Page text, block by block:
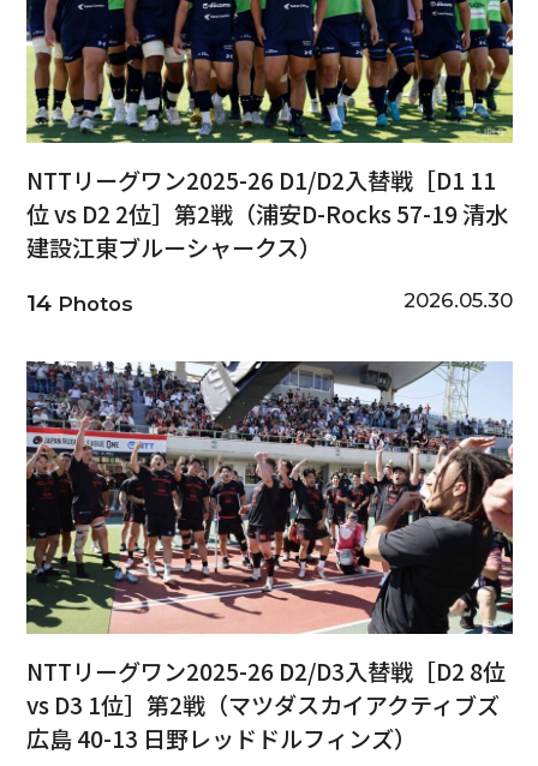
NTTリーグワン2025-26 D1/D2入替戦［D1 11
位 vs D2 2位］第2戦（浦安D-Rocks 57-19 清水
建設江東ブルーシャークス）
14Photos 2026.05.30
NTTリーグワン2025-26 D2/D3入替戦［D2 8位
vs D3 1位］第2戦（マツダスカイアクティブズ
広島 40-13 日野レッドドルフィンズ）